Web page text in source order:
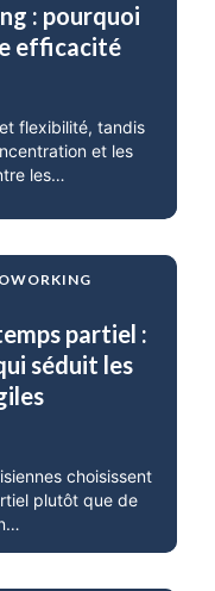
: pourquoi
efficacité
flexibilité, tandis
et les
les…
partiel :
séduit les
choisissent
plutôt que de